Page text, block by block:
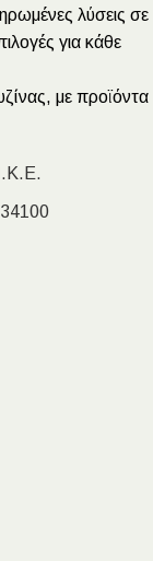
λύσεις σε
για κάθε
με προϊόντα